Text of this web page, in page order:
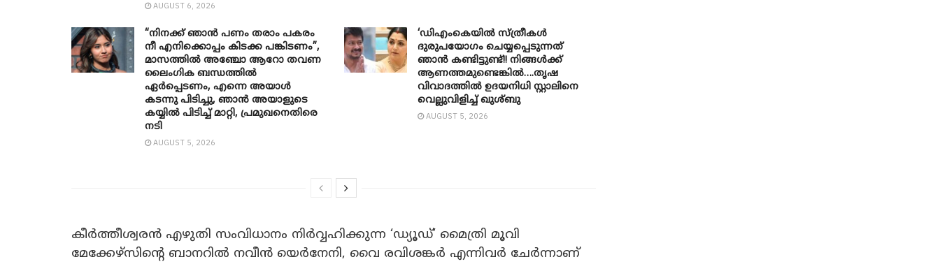
AUGUST 6, 2026
“നിനക്ക് ഞാന്‍ പണം തരാം പകരം
നീ എനിക്കൊപ്പം കിടക്ക പങ്കിടണം”,
മാസത്തില്‍ അഞ്ചോ ആറോ തവണ
ലൈംഗിക ബന്ധത്തില്‍
ഏര്‍പ്പെടണം, എന്നെ അയാള്‍
കടന്നു പിടിച്ചു, ഞാന്‍ അയാളുടെ
കയ്യില്‍ പിടിച്ച് മാറ്റി, പ്രമുഖനെതിരെ
നടി
AUGUST 5, 2026
‘ഡിഎംകെയിൽ സ്ത്രീകൾ
ദുരുപയോഗം ചെയ്യപ്പെടുന്നത്
ഞാൻ കണ്ടിട്ടുണ്ട്!! നിങ്ങൾക്ക്
ആണത്തമുണ്ടെങ്കിൽ….തൃഷ
വിവാദത്തിൽ ഉദയനിധി സ്റ്റാലിനെ
വെല്ലുവിളിച്ച് ഖുശ്ബു
AUGUST 5, 2026
കീർത്തീശ്വരൻ എഴുതി സംവിധാനം നിർവ്വഹിക്കുന്ന ‘ഡ്യൂഡ്’ മൈത്രി മൂവി
മേക്കേഴ്സിന്‍റെ ബാനറിൽ നവീൻ യെർനേനി, വൈ രവിശങ്കർ എന്നിവർ ചേർന്നാണ്